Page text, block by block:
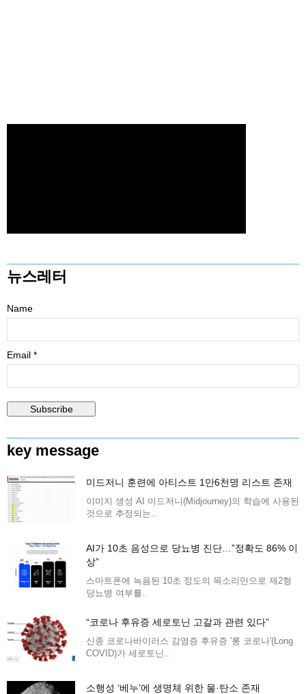
뉴스레터
Name
Email *
key message
미드저니 훈련에 아티스트 1만6천명 리스트 존재
이미지 생성 AI 미드저니(Midjourney)의 학습에 사용된
것으로 추정되는..
AI가 10초 음성으로 당뇨병 진단…”정확도 86% 이
상”
스마트폰에 녹음된 10초 정도의 목소리만으로 제2형
당뇨병 여부를..
“코로나 후유증 세로토닌 고갈과 관련 있다”
신종 코로나바이러스 감염증 후유증 '롱 코로나'(Long
COVID)가 세로토닌..
소행성 ‘베누’에 생명체 위한 물·탄소 존재